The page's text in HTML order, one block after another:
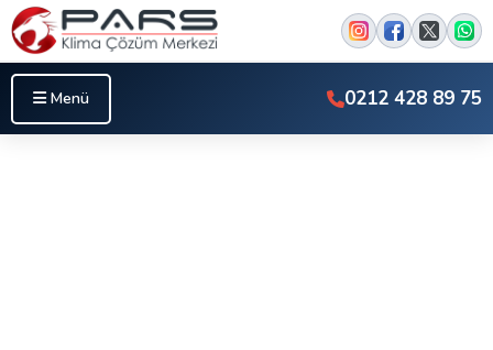
Menü 0212 428 89 75